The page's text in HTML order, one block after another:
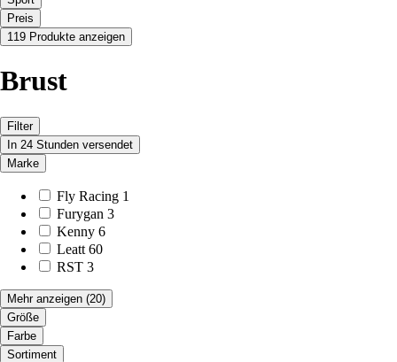
Preis
119 Produkte anzeigen
Brust
Filter
In 24 Stunden versendet
Marke
Fly Racing 1
Furygan 3
Kenny 6
Leatt 60
RST 3
Mehr anzeigen (20)
Größe
Farbe
Sortiment